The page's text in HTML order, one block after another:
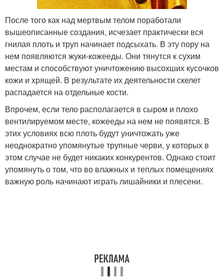
После того как над мертвым телом поработали
вышеописанные создания, исчезает практически вся
гнилая плоть и труп начинает подсыхать. В эту пору на
нем появляются жуки-кожееды. Они тянутся к сухим
местам и способствуют уничтожению высохших кусочков
кожи и хрящей. В результате их деятельности скелет
распадается на отдельные кости.
Впрочем, если тело располагается в сыром и плохо
вентилируемом месте, кожееды на нем не появятся. В
этих условиях всю плоть будут уничтожать уже
неоднократно упомянутые трупные черви, у которых в
этом случае не будет никаких конкурентов. Однако стоит
упомянуть о том, что во влажных и теплых помещениях
важную роль начинают играть лишайники и плесени.